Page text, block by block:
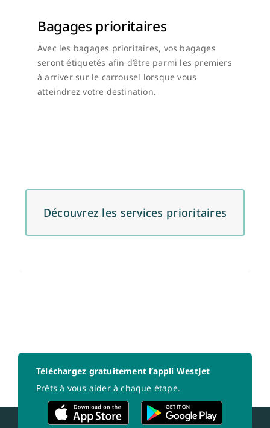
Bagages prioritaires
Avec les bagages prioritaires, vos bagages
seront étiquetés afin d’être parmi les premiers
à arriver sur le carrousel lorsque vous
atteindrez votre destination.
Découvrez les services prioritaires
Téléchargez gratuitement l’appli WestJet
Prêts à vous aider à chaque étape.